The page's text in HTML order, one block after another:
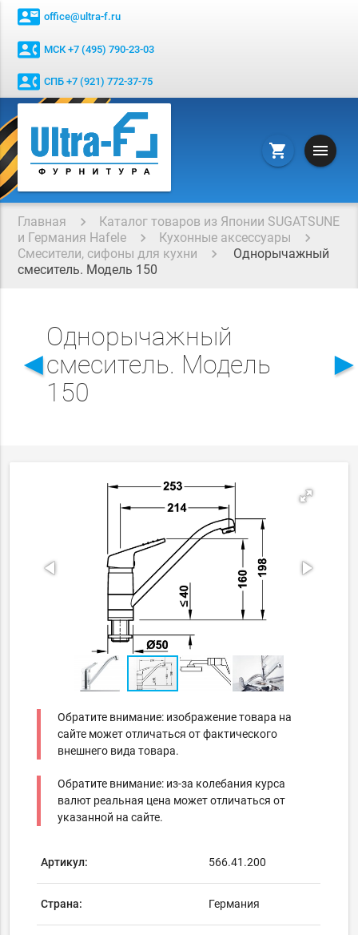
contact_mail office@ultra-f.ru
contact_phone МСК +7 (495) 790-23-03
contact_phone СПБ +7 (921) 772-37-75
shopping_cart menu
Главная
Каталог товаров из Японии SUGATSUNE
и Германия Hafele
Кухонные аксессуары
Смесители, сифоны для кухни
Однорычажный
смеситель. Модель 150
◄
Однорычажный
смеситель. Модель
150
Обратите внимание: изображение товара на
сайте может отличаться от фактического
внешнего вида товара.
Обратите внимание: из-за колебания курса
валют реальная цена может отличаться от
указанной на сайте.
Артикул: 566.41.200
Страна: Германия